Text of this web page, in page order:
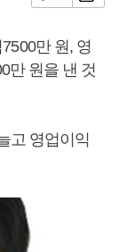
만 원, 영
만 원을 낸 것
고 영업이익